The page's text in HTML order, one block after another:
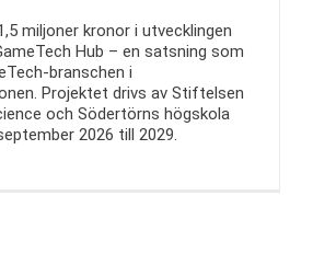
miljoner kronor i utvecklingen
Hub – en satsning som
branschen i
Projektet drivs av Stiftelsen
och Södertörns högskola
2026 till 2029.